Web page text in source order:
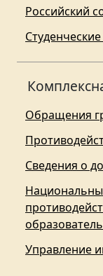
Российский
Обращения
Сведения о
Управление